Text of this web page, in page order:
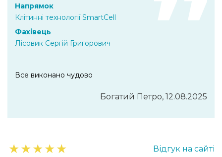
Напрямок
Клітинні технології SmartCell
Фахівець
Лісовик Сергій Григорович
Все виконано чудово
Богатий Петро, 12.08.2025
★★★★★ Відгук на сайті